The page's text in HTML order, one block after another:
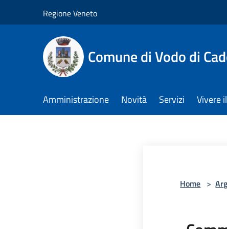
Regione Veneto
Comune di Vodo di
Amministrazione Novità Servizi Vivere
Home >